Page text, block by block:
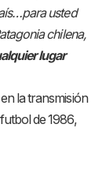
usted
chilena,
lugar
la transmisión
de 1986,